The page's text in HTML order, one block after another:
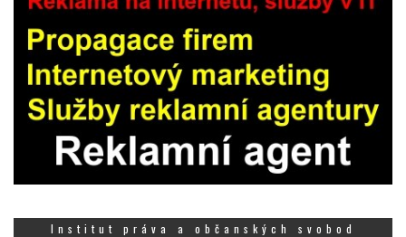
Institut práva a občanských svobod